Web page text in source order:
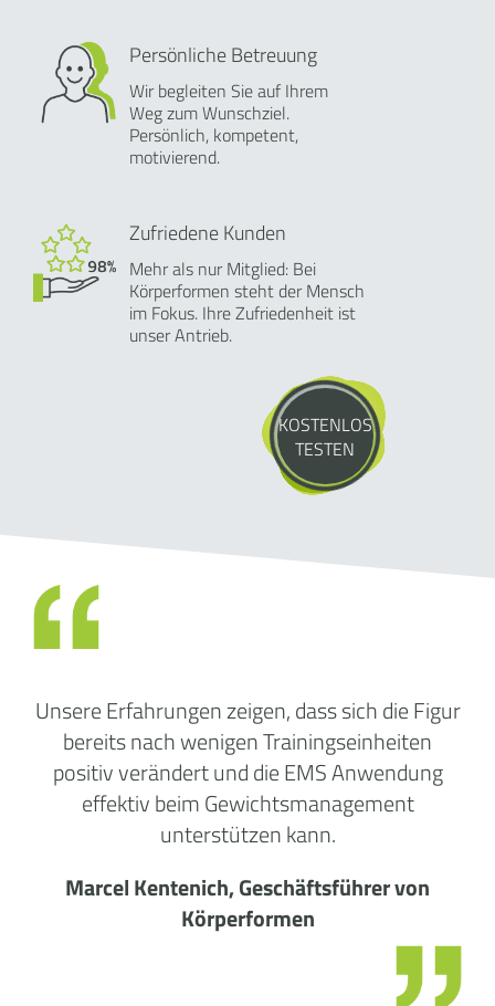
Persönliche Betreuung
Wir begleiten Sie auf Ihrem
Weg zum Wunschziel.
Persönlich, kompetent,
motivierend.
Zufriedene Kunden
Mehr als nur Mitglied: Bei
Körperformen steht der Mensch
im Fokus. Ihre Zufriedenheit ist
unser Antrieb.
KOSTENLOS
TESTEN
Unsere Erfahrungen zeigen, dass sich die Figur
bereits nach wenigen Trainingseinheiten
positiv verändert und die EMS Anwendung
effektiv beim Gewichtsmanagement
unterstützen kann.
Marcel Kentenich, Geschäftsführer von
Körperformen